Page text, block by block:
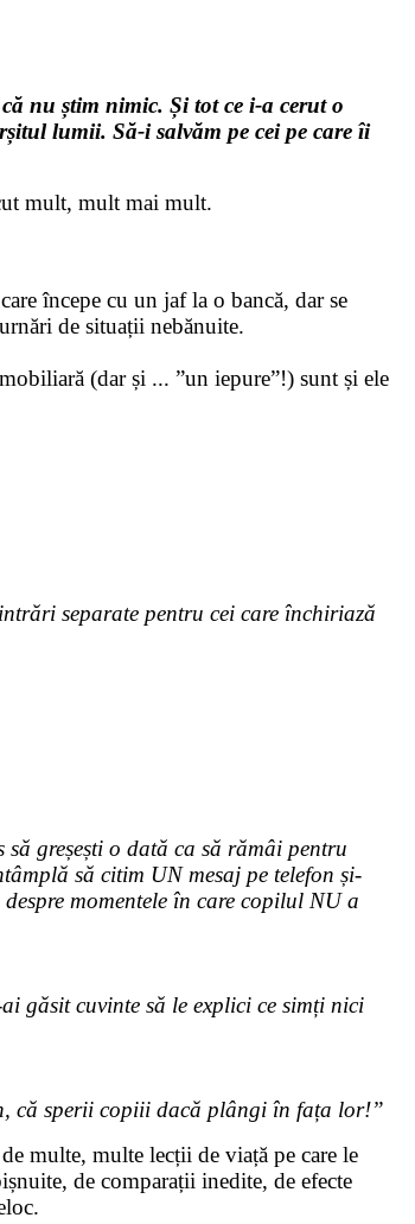
nu știm nimic. Și tot ce i-a cerut o
lumii. Să-i salvăm pe cei pe care îi
mult, mult mai mult.
începe cu un jaf la o bancă, dar se
de situații nebănuite.
(dar și ... ”un iepure”!) sunt și ele
separate pentru cei care închiriază
greșești o dată ca să rămâi pentru
să citim UN mesaj pe telefon și-
momentele în care copilul NU a
găsit cuvinte să le explici ce simți nici
că sperii copiii dacă plângi în fața lor!”
multe, multe lecții de viață pe care le
de comparații inedite, de efecte